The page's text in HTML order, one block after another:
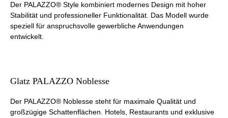
Der PALAZZO® Style kombiniert modernes Design mit hoher
Stabilität und professioneller Funktionalität. Das Modell wurde
speziell für anspruchsvolle gewerbliche Anwendungen
entwickelt.
Glatz PALAZZO Noblesse
Der PALAZZO® Noblesse steht für maximale Qualität und
großzügige Schattenflächen. Hotels, Restaurants und exklusive